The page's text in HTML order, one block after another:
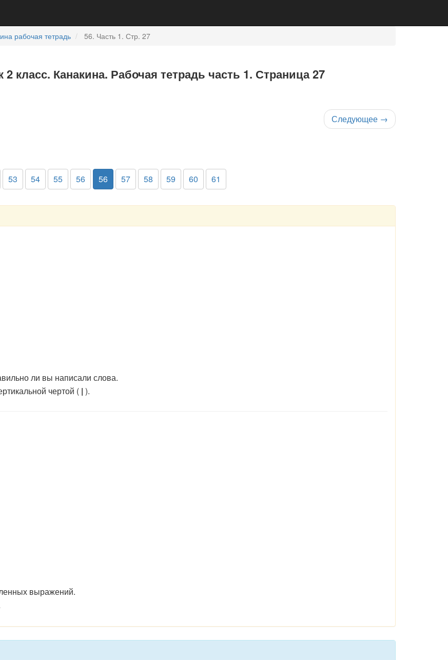
рабочая тетрадь 56. Часть 1. Стр. 27
класс. Канакина. Рабочая тетрадь часть 1. Страница 27
Следующее →
53 54 55 56 56 57 58 59 60 61
ли вы написали слова.
чертой ( | ).
выражений.